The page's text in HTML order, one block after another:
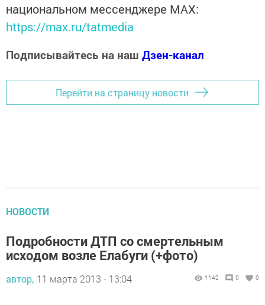
национальном мессенджере MАХ:
https://max.ru/tatmedia
Подписывайтесь на наш Дзен-канал
Перейти на страницу новости
НОВОСТИ
Подробности ДТП со смертельным
исходом возле Елабуги (+фото)
автор, 11 марта 2013 - 13:04 1142 0 0